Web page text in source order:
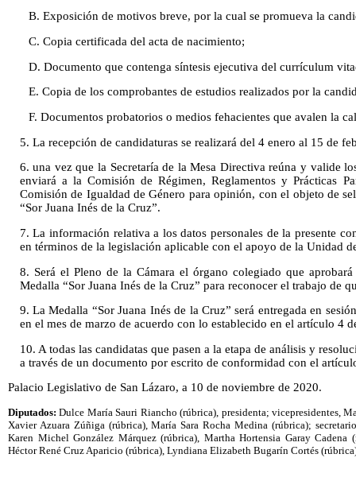
B. Exposición de motivos breve, por la cual se promueva la
C. Copia certificada del acta de nacimiento;
D. Documento que contenga síntesis ejecutiva del currículum
E. Copia de los comprobantes de estudios realizados por la
F. Documentos probatorios o medios fehacientes que avalen la
5. La recepción de candidaturas se realizará del 4 enero al 15 de
6. una vez que la Secretaría de la Mesa Directiva reúna y valide
enviará a la Comisión de Régimen, Reglamentos y Prácticas
Comisión de Igualdad de Género para opinión, con el objeto de
“Sor Juana Inés de la Cruz”.
7. La información relativa a los datos personales de la presente
en términos de la legislación aplicable con el apoyo de la Unidad
8. Será el Pleno de la Cámara el órgano colegiado que
Medalla “Sor Juana Inés de la Cruz” para reconocer el trabajo de
9. La Medalla “Sor Juana Inés de la Cruz” será entregada en
en el mes de marzo de acuerdo con lo establecido en el artículo 4
10. A todas las candidatas que pasen a la etapa de análisis y
a través de un documento por escrito de conformidad con el
Palacio Legislativo de San Lázaro, a 10 de noviembre de 2020.
Diputados:Dulce María Sauri Riancho (rúbrica), presidenta; vicepresidentes,
Xavier Azuara Zúñiga (rúbrica), María Sara Rocha Medina (rúbrica);
Karen Michel González Márquez (rúbrica), Martha Hortensia Garay Cadena
Héctor René Cruz Aparicio (rúbrica), Lyndiana Elizabeth Bugarín Cortés